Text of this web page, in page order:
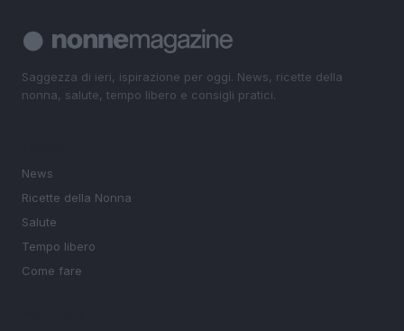
Saggezza di ieri, ispirazione per oggi. News, ricette della
nonna, salute, tempo libero e consigli pratici.
News
Ricette della Nonna
Salute
Tempo libero
Come fare